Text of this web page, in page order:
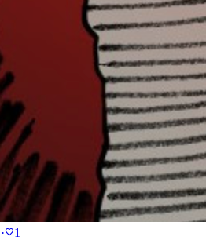
·favorite1